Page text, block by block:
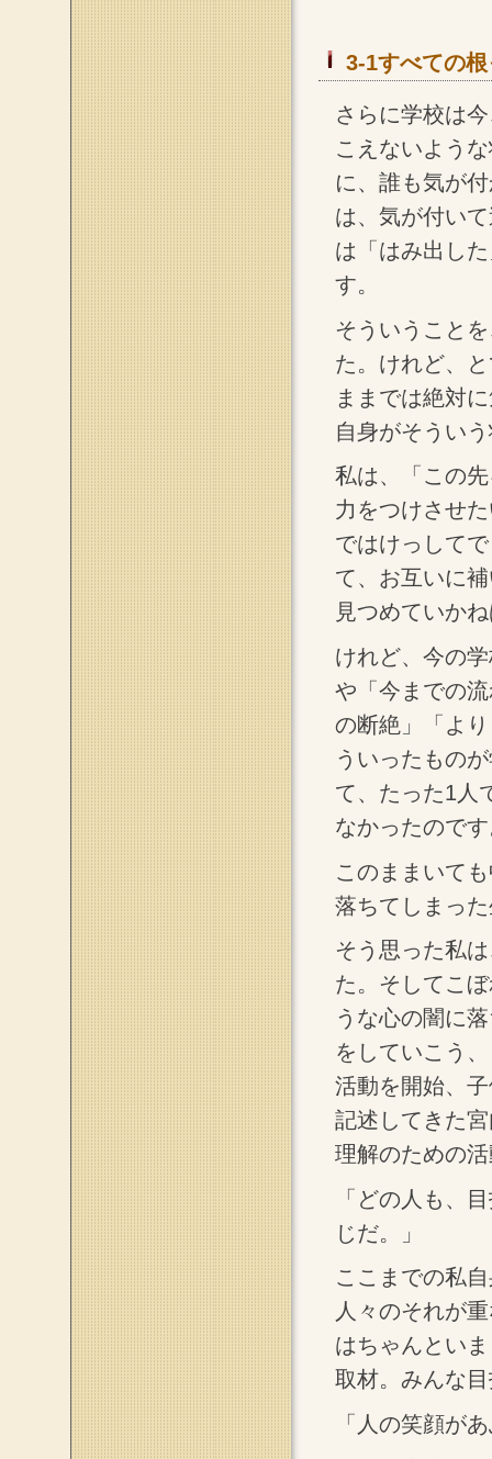
3-1すべての
さらに学校は
こえないよう
に、誰も気が
は、気が付い
は「はみ出し
す。
そういうこと
た。けれど、
ままでは絶対
自身がそうい
私は、「この
力をつけさせ
ではけっして
て、お互いに
見つめていか
けれど、今の
や「今までの
の断絶」「よ
ういったもの
て、たった1人
なかったので
このままいて
落ちてしまっ
そう思った私
た。そしてこ
うな心の闇に
をしていこう
活動を開始、
記述してきた
理解のための
「どの人も、
じだ。」
ここまでの私
人々のそれが
はちゃんとい
取材。みんな
「人の笑顔が